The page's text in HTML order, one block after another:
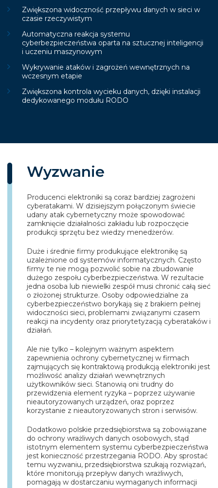
Zwiększona widoczność przepływu danych w sieci w
czasie rzeczywistym
Automatyczna reakcja systemu
cyberbezpieczeństwa oparta na sztucznej inteligencji
i uczeniu maszynowym
Wykrywanie ataków i zagrożeń wewnętrznych na
wczesnym etapie
Zwiększona kontrola wycieku danych, dzięki instalacji
dedykowanego modułu RODO
Wyzwanie
Producenci elektroniki są coraz bardziej zagrożeni
cyberatakami. W dzisiejszym połączonym świecie
udany atak cybernetyczny może spowodować
zamknięcie działalności zakładu lub rozpoczęcie
produkcji sprzętu bez wiedzy menedżerów.
Duże i średnie firmy produkujące elektronikę są
uzależnione od systemów informatycznych. Często
firmy te nie mogą pozwolić sobie na zbudowanie
dużego zespołu cyberbezpieczeństwa. W rezultacie
jedna osoba lub niewielki zespół musi chronić całą sieć
o złożonej strukturze. Osoby odpowiedzialne za
cyberbezpieczeństwo borykają się z brakiem pełnej
widoczności sieci, problemami związanymi czasem
reakcji na incydenty oraz priorytetyzacją cyberataków i
działań.
Ale nie tylko – kolejnym ważnym aspektem
zapewnienia ochrony cybernetycznej w firmach
zajmujących się kontraktową produkcją elektroniki jest
możliwość analizy działań wewnętrznych
użytkowników sieci. Stanowią oni trudny do
przewidzenia element ryzyka – poprzez używanie
nieautoryzowanych urządzeń, oraz poprzez
korzystanie z nieautoryzowanych stron i serwisów.
Dodatkowo polskie przedsiębiorstwa są zobowiązane
do ochrony wrażliwych danych osobowych, stąd
istotnym elementem systemu cyberbezpieczeństwa
jest konieczność przestrzegania RODO. Aby sprostać
temu wyzwaniu, przedsiębiorstwa szukają rozwiązań,
które monitorują przepływ danych wrażliwych,
pomagają w dostarczaniu wymaganych informacji